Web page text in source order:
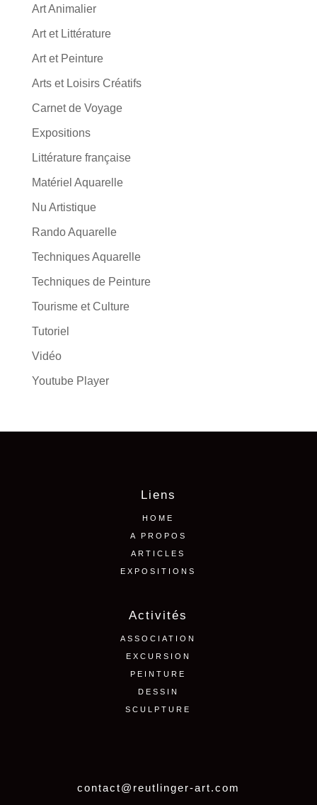
Art Animalier
Art et Littérature
Art et Peinture
Arts et Loisirs Créatifs
Carnet de Voyage
Expositions
Littérature française
Matériel Aquarelle
Nu Artistique
Rando Aquarelle
Techniques Aquarelle
Techniques de Peinture
Tourisme et Culture
Tutoriel
Vidéo
Youtube Player
Liens
HOME
A PROPOS
ARTICLES
EXPOSITIONS
Activités
ASSOCIATION
EXCURSION
PEINTURE
DESSIN
SCULPTURE
contact@reutlinger-art.com